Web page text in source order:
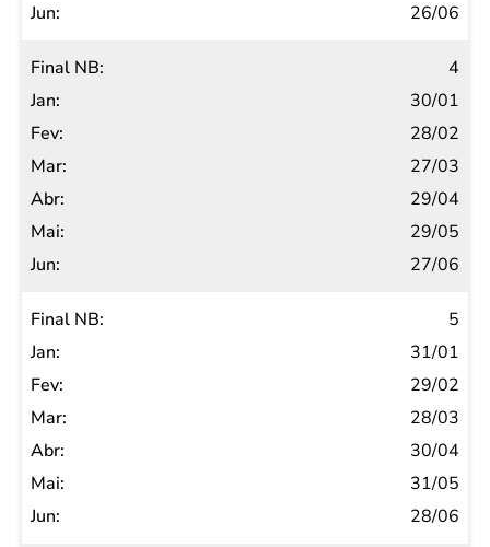
26/06
4
30/01
28/02
27/03
29/04
29/05
27/06
5
31/01
29/02
28/03
30/04
31/05
28/06